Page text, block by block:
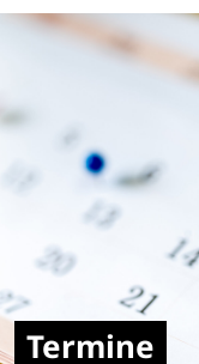
Termine